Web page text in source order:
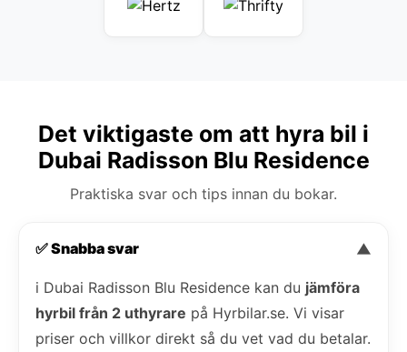
Det viktigaste om att hyra bil i
Dubai Radisson Blu Residence
Praktiska svar och tips innan du bokar.
✅ Snabba svar ▼
i Dubai Radisson Blu Residence kan du jämföra
hyrbil från 2 uthyrare på Hyrbilar.se. Vi visar
priser och villkor direkt så du vet vad du betalar.